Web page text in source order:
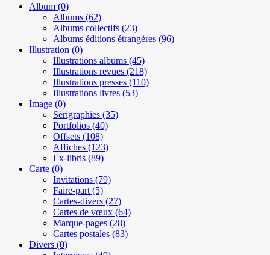
Album (0)
Albums (62)
Albums collectifs (23)
Albums éditions étrangères (96)
Illustration (0)
Illustrations albums (45)
Illustrations revues (218)
Illustrations presses (110)
Illustrations livres (53)
Image (0)
Sérigraphies (35)
Portfolios (40)
Offsets (108)
Affiches (123)
Ex-libris (89)
Carte (0)
Invitations (79)
Faire-part (5)
Cartes-divers (27)
Cartes de vœux (64)
Marque-pages (28)
Cartes postales (83)
Divers (0)